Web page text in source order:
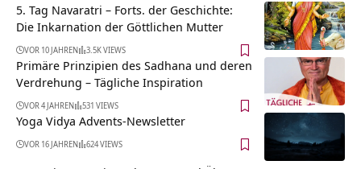
5. Tag Navaratri – Forts. der Geschichte:
Die Inkarnation der Göttlichen Mutter
VOR 10 JAHREN 3.5K VIEWS
Primäre Prinzipien des Sadhana und deren
Verdrehung – Tägliche Inspiration
VOR 4 JAHREN 531 VIEWS
Yoga Vidya Advents-Newsletter
VOR 16 JAHREN 624 VIEWS